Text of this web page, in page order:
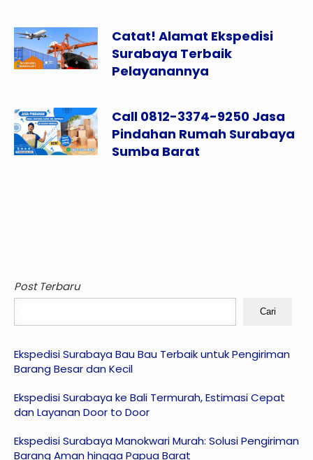
Catat! Alamat Ekspedisi
Surabaya Terbaik
Pelayanannya
Call 0812-3374-9250 Jasa
Pindahan Rumah Surabaya
Sumba Barat
Post Terbaru
Cari
Ekspedisi Surabaya Bau Bau Terbaik untuk Pengiriman
Barang Besar dan Kecil
Ekspedisi Surabaya ke Bali Termurah, Estimasi Cepat
dan Layanan Door to Door
Ekspedisi Surabaya Manokwari Murah: Solusi Pengiriman
Barang Aman hingga Papua Barat